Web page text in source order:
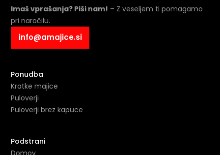
Imaš vprašanja? Piši nam! – Z veseljem ti pomagamo
pri naročilu.
info@amajice.si
Ponudba
Kratke majice
Puloverji
Puloverji brez kapuce
Podstrani
Domov